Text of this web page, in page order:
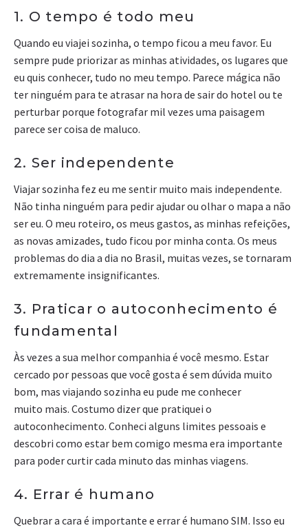
1. O tempo é todo meu
Quando eu viajei sozinha, o tempo ficou a meu favor. Eu
sempre pude priorizar as minhas atividades, os lugares que
eu quis conhecer, tudo no meu tempo. Parece mágica não
ter ninguém para te atrasar na hora de sair do hotel ou te
perturbar porque fotografar mil vezes uma paisagem
parece ser coisa de maluco.
2. Ser independente
Viajar sozinha fez eu me sentir muito mais independente.
Não tinha ninguém para pedir ajudar ou olhar o mapa a não
ser eu. O meu roteiro, os meus gastos, as minhas refeições,
as novas amizades, tudo ficou por minha conta. Os meus
problemas do dia a dia no Brasil, muitas vezes, se tornaram
extremamente insignificantes.
3. Praticar o autoconhecimento é
fundamental
Às vezes a sua melhor companhia é você mesmo. Estar
cercado por pessoas que você gosta é sem dúvida muito
bom, mas viajando sozinha eu pude me conhecer
muito mais. Costumo dizer que pratiquei o
autoconhecimento. Conheci alguns limites pessoais e
descobri como estar bem comigo mesma era importante
para poder curtir cada minuto das minhas viagens.
4. Errar é humano
Quebrar a cara é importante e errar é humano SIM. Isso eu